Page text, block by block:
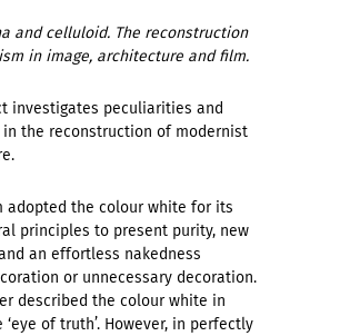
and celluloid. The reconstruction
in image, architecture and film.
investigates peculiarities and
in the reconstruction of modernist
adopted the colour white for its
principles to present purity, new
an effortless nakedness
or unnecessary decoration.
described the colour white in
‘eye of truth’. However, in perfectly